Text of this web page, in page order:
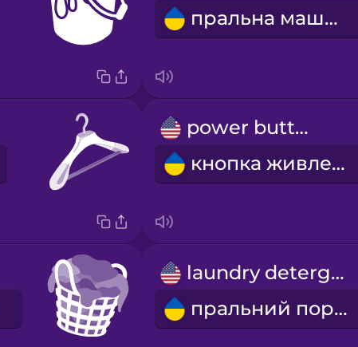
пральна машина
power button
кнопка живлення
laundry detergent
пральний порошок